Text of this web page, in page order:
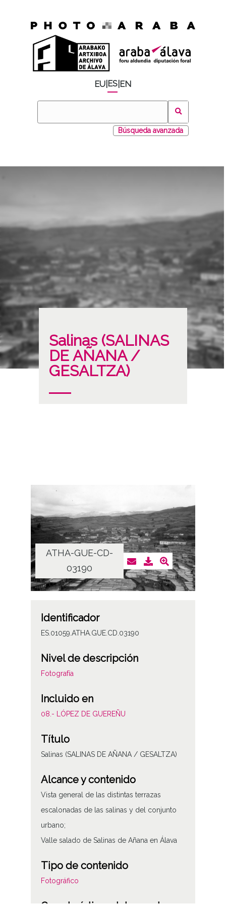
EU ES EN
Búsqueda avanzada
Salinas (SALINAS
DE AÑANA /
GESALTZA)
ATHA-GUE-CD-
03190
Identificador
ES.01059.ATHA.GUE.CD.03190
Nivel de descripción
Fotografía
Incluido en
08.- LÓPEZ DE GUEREÑU
Título
Salinas (SALINAS DE AÑANA / GESALTZA)
Alcance y contenido
Vista general de las distintas terrazas
escalonadas de las salinas y del conjunto
urbano;
Valle salado de Salinas de Añana en Álava
Tipo de contenido
Fotográfico